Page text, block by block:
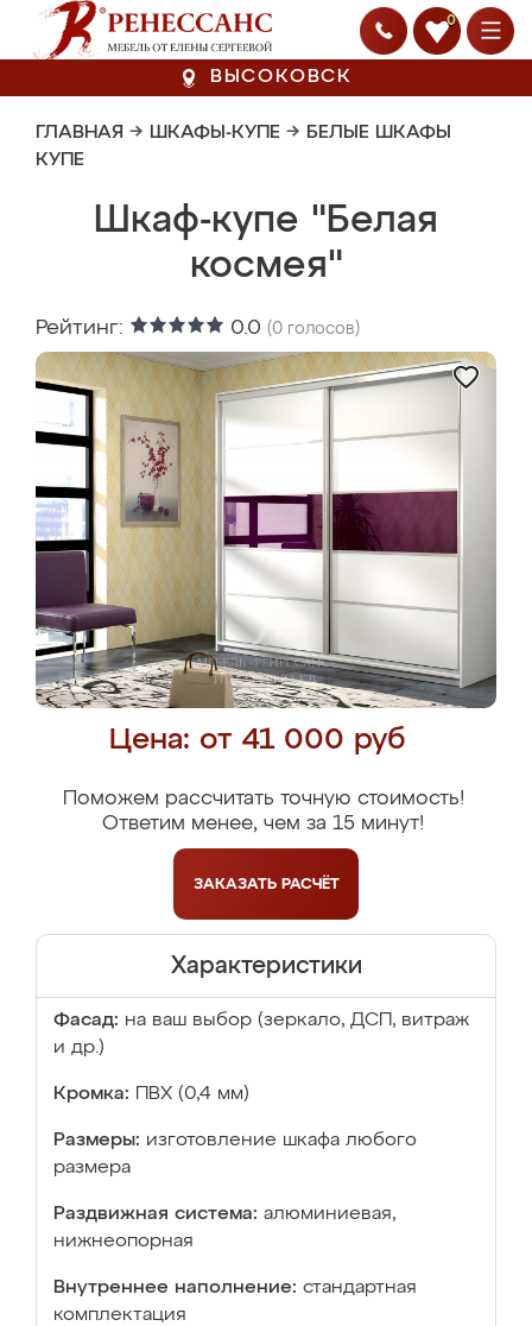
0
ВЫСОКОВСК
ГЛАВНАЯ → ШКАФЫ-КУПЕ → БЕЛЫЕ ШКАФЫ
КУПЕ
Шкаф-купе "Белая
космея"
Рейтинг: 0.0 (0 голосов)
Цена: от 41 000 руб
Поможем рассчитать точную стоимость!
Ответим менее, чем за 15 минут!
ЗАКАЗАТЬ РАСЧЁТ
Характеристики
Фасад: на ваш выбор (зеркало, ДСП, витраж
и др.)
Кромка: ПВХ (0,4 мм)
Размеры: изготовление шкафа любого
размера
Раздвижная система: алюминиевая,
нижнеопорная
Внутреннее наполнение: стандартная
комплектация